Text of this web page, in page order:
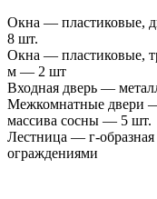
Окна — пластиковые,
8 шт.
Окна — пластиковые,
м — 2 шт
Входная дверь —
Межкомнатные двери —
массива сосны — 5 шт.
Лестница — г-образная
ограждениями